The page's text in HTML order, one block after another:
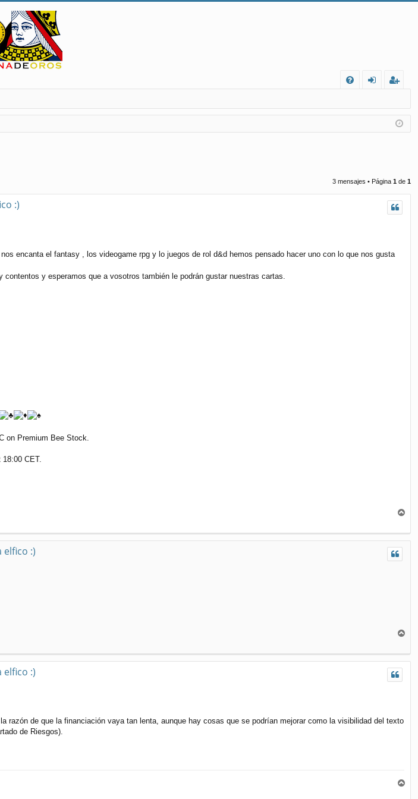
Q
nt
ifi
ist
ra
3 mensajes • Página 1 de 1
:)
encanta el fantasy , los videogame rpg y lo juegos de rol d&d hemos pensado hacer uno con lo que nos gusta
y esperamos que a vosotros también le podrán gustar nuestras cartas.
on Premium Bee Stock.
CET.
r
i
elfico :)
i
elfico :)
razón de que la financiación vaya tan lenta, aunque hay cosas que se podrían mejorar como la visibilidad del texto
de Riesgos).